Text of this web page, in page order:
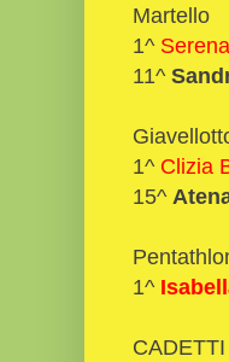
Martello
1^
11^
1^ Clizia
15^
1^
CADETTI